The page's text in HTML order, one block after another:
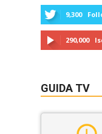
9,300
290,000
GUIDA TV